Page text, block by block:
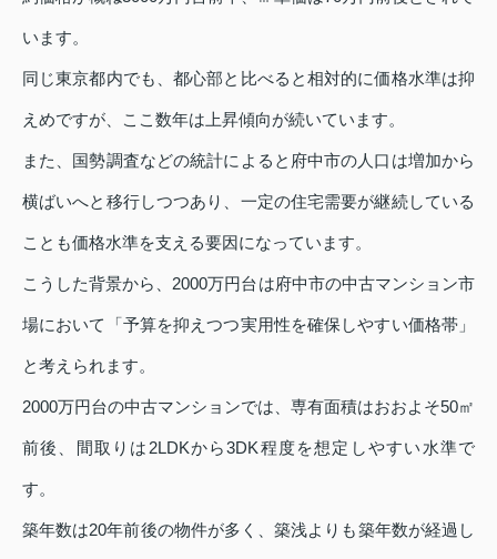
います。
同じ東京都内でも、都心部と比べると相対的に価格水準は抑
えめですが、ここ数年は上昇傾向が続いています。
また、国勢調査などの統計によると府中市の人口は増加から
横ばいへと移行しつつあり、一定の住宅需要が継続している
ことも価格水準を支える要因になっています。
こうした背景から、2000万円台は府中市の中古マンション市
場において「予算を抑えつつ実用性を確保しやすい価格帯」
と考えられます。
2000万円台の中古マンションでは、専有面積はおおよそ50㎡
前後、間取りは2LDKから3DK程度を想定しやすい水準で
す。
築年数は20年前後の物件が多く、築浅よりも築年数が経過し